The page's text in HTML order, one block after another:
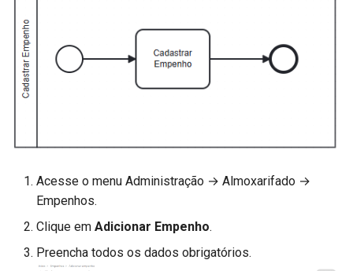
Acesse o menu Administração → Almoxarifado →
Empenhos.
Clique em Adicionar Empenho.
Preencha todos os dados obrigatórios.